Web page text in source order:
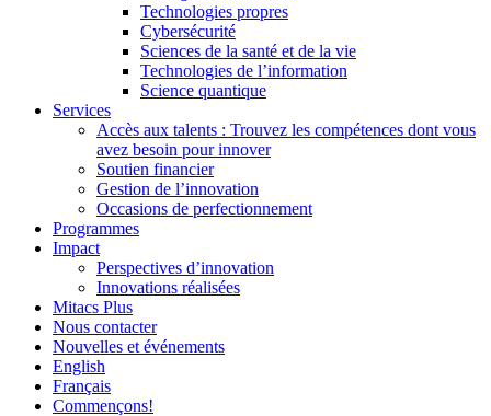
Technologies propres
Cybersécurité
Sciences de la santé et de la vie
Technologies de l’information
Science quantique
Services
Accès aux talents : Trouvez les compétences dont vous
avez besoin pour innover
Soutien financier
Gestion de l’innovation
Occasions de perfectionnement
Programmes
Impact
Perspectives d’innovation
Innovations réalisées
Mitacs Plus
Nous contacter
Nouvelles et événements
English
Français
Commençons!